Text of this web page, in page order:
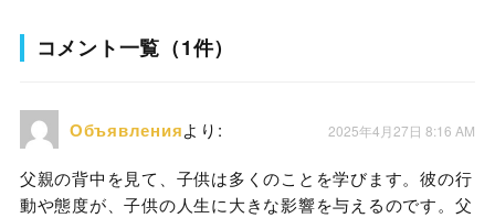
コメント一覧（1件）
Объявленияより: 2025年4月27日 8:16 AM
父親の背中を見て、子供は多くのことを学びます。彼の行
動や態度が、子供の人生に大きな影響を与えるのです。父